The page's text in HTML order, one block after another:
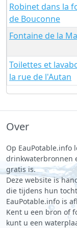
Robinet dans la
de Bouconne
Fontaine de la
Toilettes et
la rue de l'Autan
Over
Op EauPotable.info
drinkwaterbronnen
gratis is.
Deze website is
die tijdens hun
EauPotable.info is
Kent u een bron of
kunt u een